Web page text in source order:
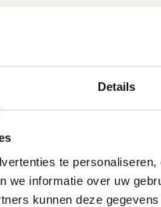
Details
te
we informatie over uw
kunnen deze
en onze
"Een sportkamp voor elke
te maken voor iedereen,
daarom zetten wij ons in